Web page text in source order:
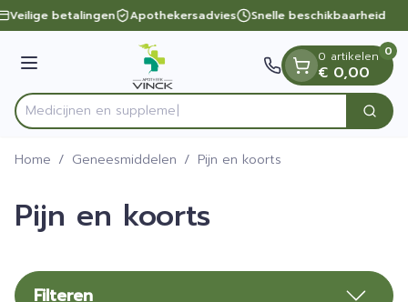
Ga naar de inhoud
1 van 1
Veilige betalingen Apothekersadvies Snelle beschikbaarheid
Menu
Product, merk, categorie...
Med Zoek
0 artikelen
€ 0,00
0
Home / Geneesmiddelen / Pijn en koorts
Pijn en koorts
Filteren